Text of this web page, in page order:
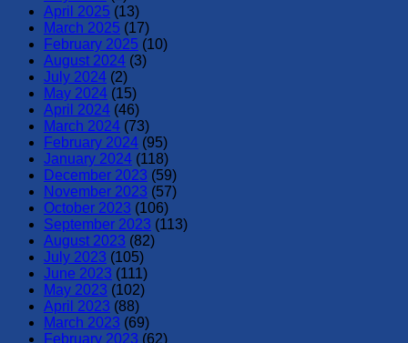
April 2025 (13)
March 2025 (17)
February 2025 (10)
August 2024 (3)
July 2024 (2)
May 2024 (15)
April 2024 (46)
March 2024 (73)
February 2024 (95)
January 2024 (118)
December 2023 (59)
November 2023 (57)
October 2023 (106)
September 2023 (113)
August 2023 (82)
July 2023 (105)
June 2023 (111)
May 2023 (102)
April 2023 (88)
March 2023 (69)
February 2023 (62)